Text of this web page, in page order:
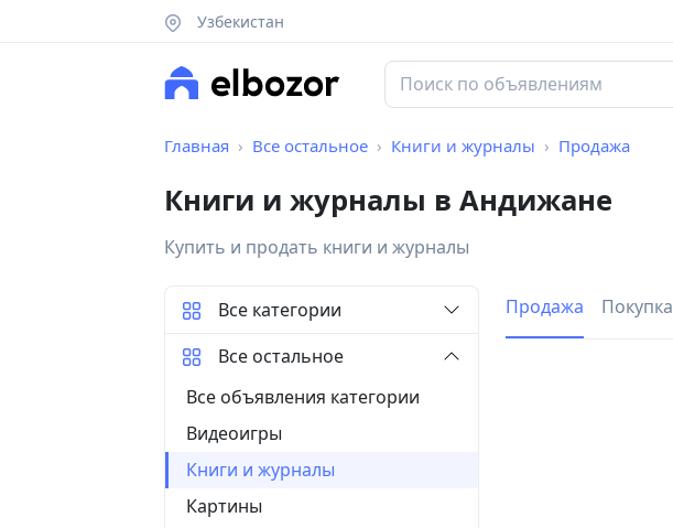
Узбекистан
Главная Все остальное Книги и журналы Продажа
Книги и журналы в Андижане
Купить и продать книги и журналы
Продажа Покупка
Все категории
Все остальное
Все объявления категории
Видеоигры
Книги и журналы
Картины